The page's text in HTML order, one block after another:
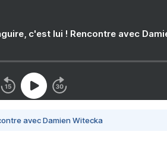
c'est lui ! Rencontre avec
avec Damien Witecka